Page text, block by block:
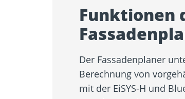
Funktionen
Der Fassadenplaner
Berechnung von
mit der EiSYS-H und